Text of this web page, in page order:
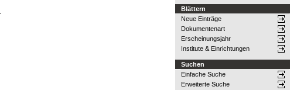
Blättern
Neue Einträge
Dokumentenart
Erscheinungsjahr
Institute & Einrichtungen
Suchen
Einfache Suche
Erweiterte Suche